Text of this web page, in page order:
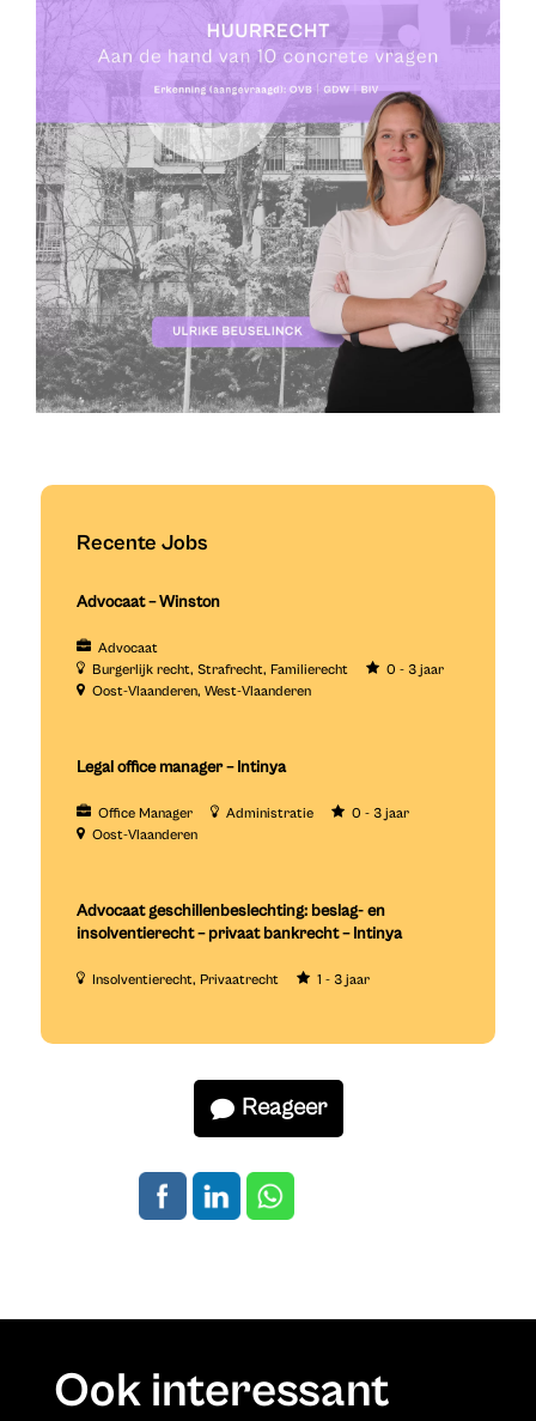
Recente Jobs
Advocaat – Winston
Advocaat
Burgerlijk recht Strafrecht Familierecht
0 - 3 jaar
Oost-Vlaanderen West-Vlaanderen
Legal office manager – Intinya
Office Manager Administratie
0 - 3 jaar
Oost-Vlaanderen
Advocaat geschillenbeslechting: beslag- en
insolventierecht – privaat bankrecht – Intinya
Insolventierecht Privaatrecht 1 - 3 jaar
Reageer
Ook interessant